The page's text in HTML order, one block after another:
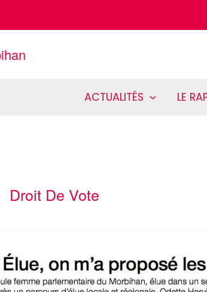
ACTUALITÉS LE
Droit De Vote